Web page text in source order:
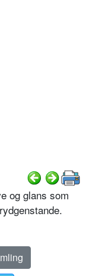
og glans som